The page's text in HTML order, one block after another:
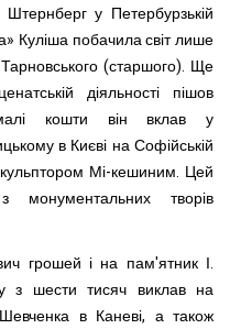
у Петербурзькій
Куліша побачила світ лише
(старшого). Ще
діяльності пішов
кошти він вклав у
в Києві на Софійській
Мі-кешиним. Цей
творів
грошей і на пам'ятник І.
з шести тисяч виклав на
в Каневі, а також